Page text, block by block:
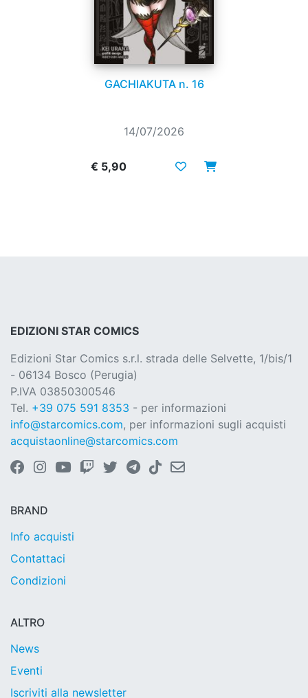
GACHIAKUTA n. 16
14/07/2026
€ 5,90
EDIZIONI STAR COMICS
Edizioni Star Comics s.r.l. strada delle Selvette, 1/bis/1
- 06134 Bosco (Perugia)
P.IVA 03850300546
Tel. +39 075 591 8353 - per informazioni
info@starcomics.com, per informazioni sugli acquisti
acquistaonline@starcomics.com
BRAND
Info acquisti
Contattaci
Condizioni
ALTRO
News
Eventi
Iscriviti alla newsletter